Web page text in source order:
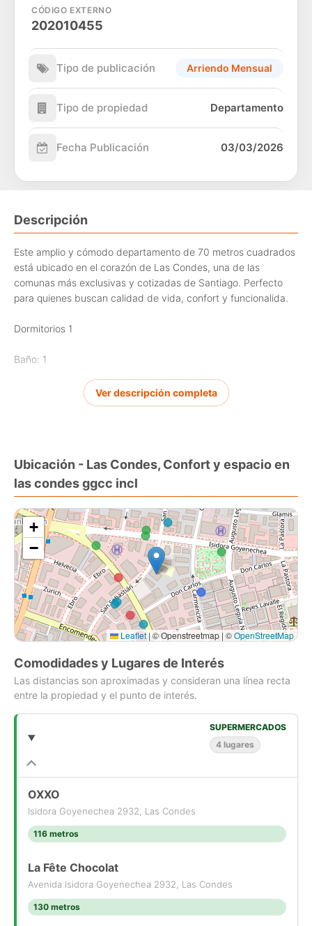
CÓDIGO EXTERNO
202010455
Tipo de publicación Arriendo Mensual
Tipo de propiedad Departamento
Fecha Publicación 03/03/2026
Descripción
Este amplio y cómodo departamento de 70 metros cuadrados
está ubicado en el corazón de Las Condes, una de las
comunas más exclusivas y cotizadas de Santiago. Perfecto
para quienes buscan calidad de vida, confort y funcionalida.
Dormitorios 1
Baño: 1
Se pide: Mes de arriendo, mes de garantía
Comisión gestión inmobiliaria 50%
LG
Ver descripción completa
Ubicación - Las Condes, Confort y espacio en
las condes ggcc incl
+
−
Leaflet |© Openstreetmap | ©OpenStreetMap
Comodidades y Lugares de Interés
Las distancias son aproximadas y consideran una línea recta
entre la propiedad y el punto de interés.
SUPERMERCADOS
4 lugares
OXXO
Isidora Goyenechea 2932, Las Condes
116 metros
La Fête Chocolat
Avenida Isidora Goyenechea 2932, Las Condes
130 metros